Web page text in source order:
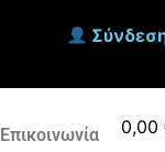
Επικοινωνία 0,00